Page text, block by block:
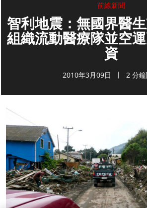
前線新聞
智利地震：無國界醫生
組織流動醫療隊並空
資
2010年3月09日 2 分